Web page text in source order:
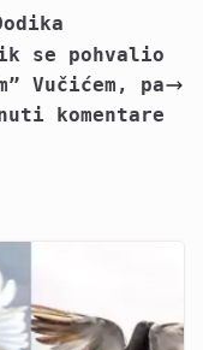
se pohvalio
Vučićem, pa
komentare